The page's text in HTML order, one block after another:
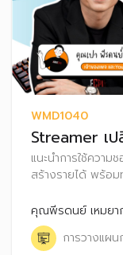
WMD1040
Streamer เ
แนะนำการใช้ความ
สร้างรายได้ พร้อ
ช่องทางต่าง ๆ รว
ที่เป็น Streamer
คุณพีรดนย์ เหมยา
การวางแผน